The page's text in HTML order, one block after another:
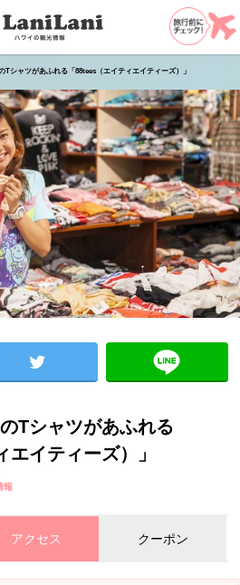
Tシャツがあふれる「88tees（エイティエイティーズ）」
Tシャツがあふれる
エイティーズ）」
報
アクセス クーポン